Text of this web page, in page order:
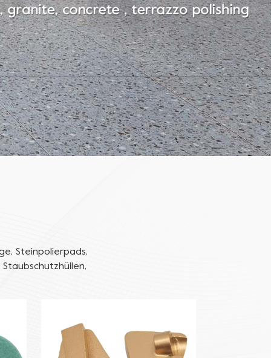
Steinpolierpads,